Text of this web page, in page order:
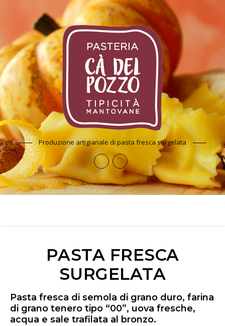
Produzione artigianale di pasta fresca surgelata
PASTA FRESCA
SURGELATA
Pasta fresca di semola di grano duro, farina
di grano tenero tipo “00”, uova fresche,
acqua e sale trafilata al bronzo.